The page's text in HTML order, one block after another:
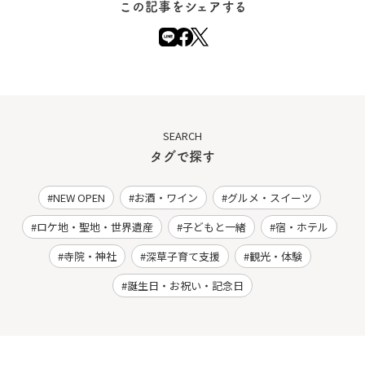
この記事をシェアする
SEARCH
タグで探す
NEW OPEN お酒・ワイン
グルメ・スイーツ
ロケ地・聖地・世界遺産
子どもと一緒
宿・ホテル
寺院・神社
深草子育て支援
観光・体験
誕生日・お祝い・記念日